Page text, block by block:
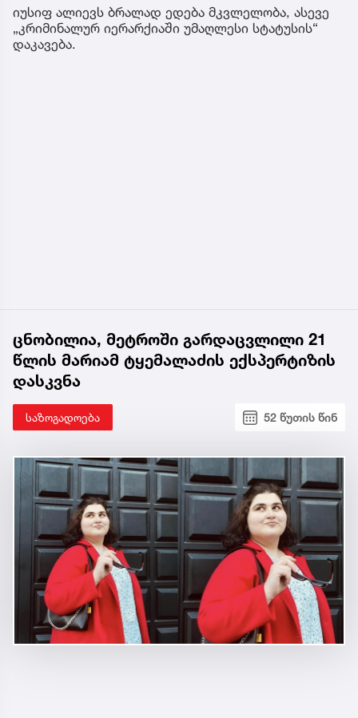
იუსიფ ალიევს ბრალად ედება მკვლელობა, ასევე
„კრიმინალურ იერარქიაში უმაღლესი სტატუსის“
დაკავება.
ცნობილია, მეტროში გარდაცვლილი 21
წლის მარიამ ტყემალაძის ექსპერტიზის
დასკვნა
საზოგადოება 52 წუთის წინ